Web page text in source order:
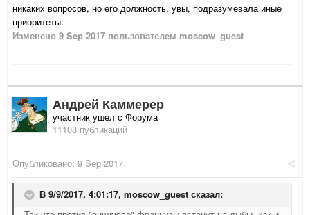
никаких вопросов, но его должность, увы, подразумевала иные
приоритеты.
Изменено 9 Sep 2017 пользователем moscow_guest
Андрей Каммерер
участник ушел с Форума
11108 публикаций
Опубликовано: 9 Sep 2017
В 9/9/2017, 4:01:17, moscow_guest сказал: